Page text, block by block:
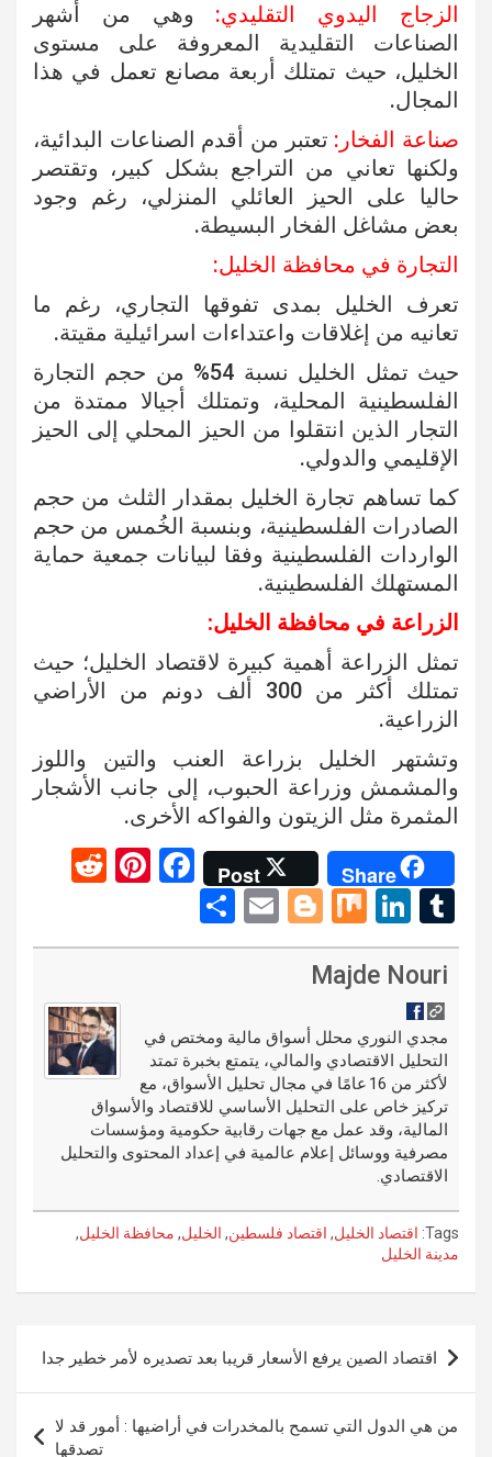
الزجاج اليدوي التقليدي: وهي من أشهر
الصناعات التقليدية المعروفة على مستوى
الخليل، حيث تمتلك أربعة مصانع تعمل في هذا
المجال.
صناعة الفخار: تعتبر من أقدم الصناعات البدائية،
ولكنها تعاني من التراجع بشكل كبير، وتقتصر
حاليا على الحيز العائلي المنزلي، رغم وجود
بعض مشاغل الفخار البسيطة.
التجارة في محافظة الخليل:
تعرف الخليل بمدى تفوقها التجاري، رغم ما
تعانيه من إغلاقات واعتداءات اسرائيلية مقيتة.
حيث تمثل الخليل نسبة 54% من حجم التجارة
الفلسطينية المحلية، وتمتلك أجيالا ممتدة من
التجار الذين انتقلوا من الحيز المحلي إلى الحيز
الإقليمي والدولي.
كما تساهم تجارة الخليل بمقدار الثلث من حجم
الصادرات الفلسطينية، وبنسبة الخُمس من حجم
الواردات الفلسطينية وفقا لبيانات جمعية حماية
المستهلك الفلسطينية.
الزراعة في محافظة الخليل:
تمثل الزراعة أهمية كبيرة لاقتصاد الخليل؛ حيث
تمتلك أكثر من 300 ألف دونم من الأراضي
الزراعية.
وتشتهر الخليل بزراعة العنب والتين واللوز
والمشمش وزراعة الحبوب، إلى جانب الأشجار
المثمرة مثل الزيتون والفواكه الأخرى.
Share
Post
F
ce
o
k
Pi
er
t
d
t
T
u
m
bl
r
Li
n
ke
n
M
ix
Bl
o
er
E
m
h
Majde Nouri
مجدي النوري محلل أسواق مالية ومختص في
التحليل الاقتصادي والمالي، يتمتع بخبرة تمتد
لأكثر من 16 عامًا في مجال تحليل الأسواق، مع
تركيز خاص على التحليل الأساسي للاقتصاد والأسواق
المالية، وقد عمل مع جهات رقابية حكومية ومؤسسات
مصرفية ووسائل إعلام عالمية في إعداد المحتوى والتحليل
الاقتصادي.
Tags: اقتصاد الخليل, اقتصاد فلسطين, الخليل, محافظة الخليل,
مدينة الخليل
تصفّح
المقالات
اقتصاد الصين يرفع الأسعار قريبا بعد تصديره لأمر خطير جدا
من هي الدول التي تسمح بالمخدرات في أراضيها : أمور قد لا
تصدقها